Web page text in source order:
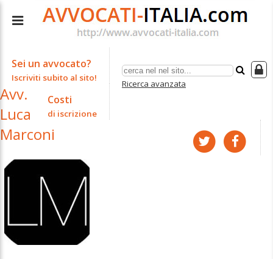
Ricerca avanzata
Sei un avvocato?
Iscriviti subito al sito!
Costi
di iscrizione
Avv.
Luca
Marconi